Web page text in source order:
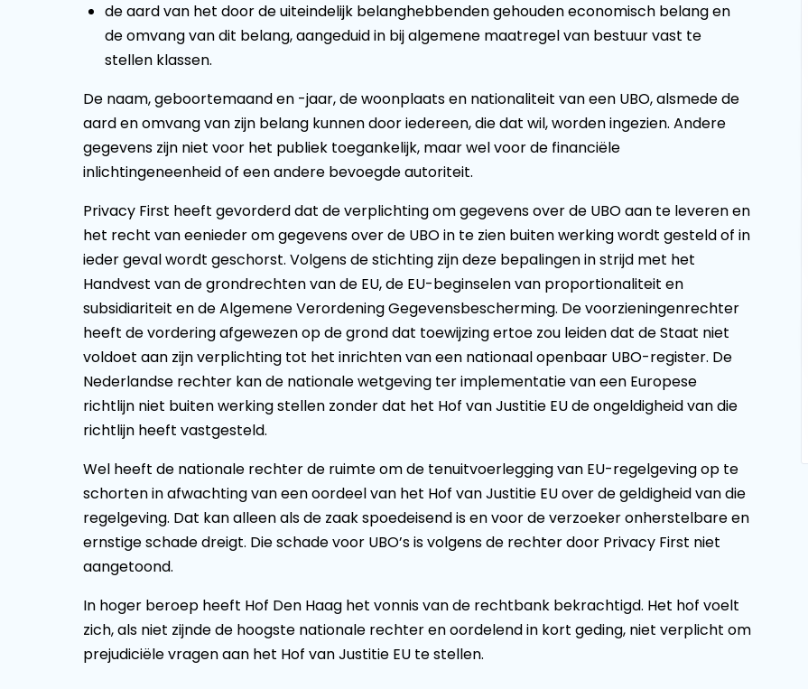
de aard van het door de uiteindelijk belanghebbenden gehouden economisch belang en
de omvang van dit belang, aangeduid in bij algemene maatregel van bestuur vast te
stellen klassen.
De naam, geboortemaand en -jaar, de woonplaats en nationaliteit van een UBO, alsmede de
aard en omvang van zijn belang kunnen door iedereen, die dat wil, worden ingezien. Andere
gegevens zijn niet voor het publiek toegankelijk, maar wel voor de financiële
inlichtingeneenheid of een andere bevoegde autoriteit.
Privacy First heeft gevorderd dat de verplichting om gegevens over de UBO aan te leveren en
het recht van eenieder om gegevens over de UBO in te zien buiten werking wordt gesteld of in
ieder geval wordt geschorst. Volgens de stichting zijn deze bepalingen in strijd met het
Handvest van de grondrechten van de EU, de EU-beginselen van proportionaliteit en
subsidiariteit en de Algemene Verordening Gegevensbescherming. De voorzieningenrechter
heeft de vordering afgewezen op de grond dat toewijzing ertoe zou leiden dat de Staat niet
voldoet aan zijn verplichting tot het inrichten van een nationaal openbaar UBO-register. De
Nederlandse rechter kan de nationale wetgeving ter implementatie van een Europese
richtlijn niet buiten werking stellen zonder dat het Hof van Justitie EU de ongeldigheid van die
richtlijn heeft vastgesteld.
Wel heeft de nationale rechter de ruimte om de tenuitvoerlegging van EU-regelgeving op te
schorten in afwachting van een oordeel van het Hof van Justitie EU over de geldigheid van die
regelgeving. Dat kan alleen als de zaak spoedeisend is en voor de verzoeker onherstelbare en
ernstige schade dreigt. Die schade voor UBO’s is volgens de rechter door Privacy First niet
aangetoond.
In hoger beroep heeft Hof Den Haag het vonnis van de rechtbank bekrachtigd. Het hof voelt
zich, als niet zijnde de hoogste nationale rechter en oordelend in kort geding, niet verplicht om
prejudiciële vragen aan het Hof van Justitie EU te stellen.